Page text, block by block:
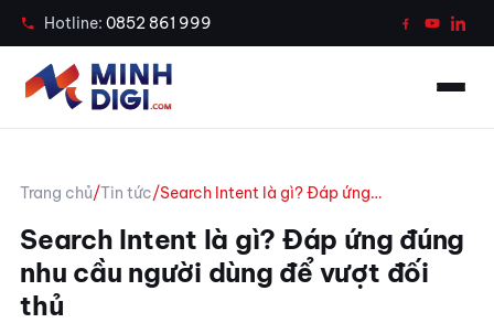
Hotline: 0852 861 999
Case Study
Tin tức
Gọi ngay 0852 861 999
Trang chủ/Tin tức/Search Intent là gì? Đáp ứng…
Search Intent là gì? Đáp ứng đúng
nhu cầu người dùng để vượt đối
thủ